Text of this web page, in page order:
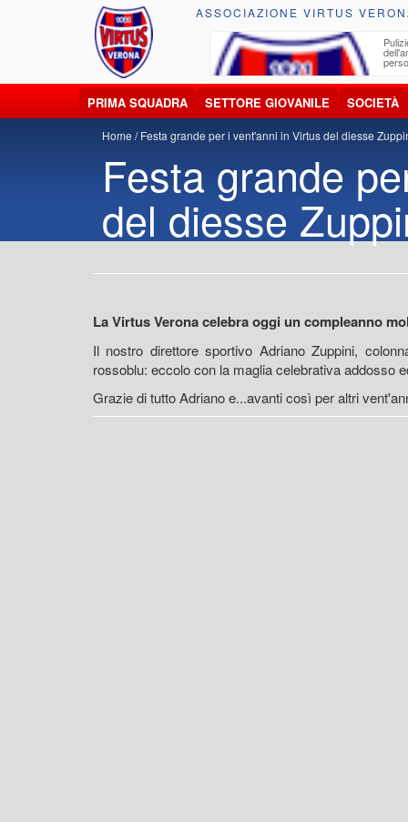
ASSOCIAZIONE VIRTUS
trasporto, smaltimento e recupero di
PRIMA SQUADRA SETTORE GIOVANILE SOCIETÀ
Home Festa grande per i vent'anni in Virtus del diesse
Festa grande
del diesse
La Virtus Verona celebra oggi un compleanno
Il nostro direttore sportivo Adriano Zuppini,
rossoblu: eccolo con la maglia celebrativa addosso
Grazie di tutto Adriano e...avanti così per altri